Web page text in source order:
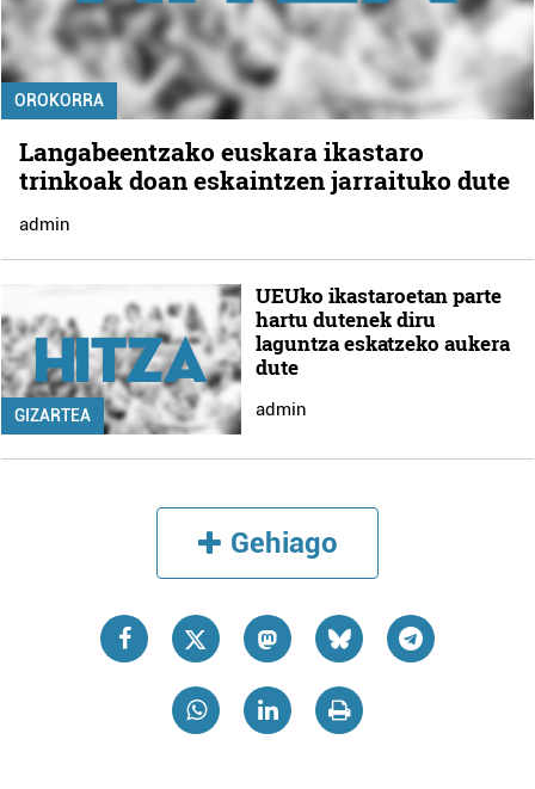
OROKORRA
Langabeentzako euskara ikastaro
trinkoak doan eskaintzen jarraituko dute
admin
GIZARTEA
UEUko ikastaroetan parte
hartu dutenek diru
laguntza eskatzeko aukera
dute
admin
Gehiago